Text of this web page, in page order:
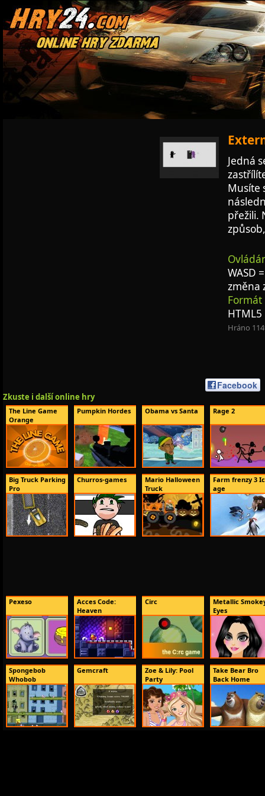
Jedná
Musíte
přežili.
WASD
změna
HTML5
Hráno
Facebook
Zkuste i další online hry
The Line Game
Orange
Pumpkin Hordes Obama vs Santa Rage 2
Big Truck Parking
Pro
Churros-games
Mario Halloween
Truck
Farm frenzy 3
age
Pexeso
Acces Code:
Heaven
Circ
Metallic
Eyes
Spongebob
Whobob
Whatpant...
Gemcraft
Zoe & Lily: Pool
Party
Take Bear Bro
Back Home